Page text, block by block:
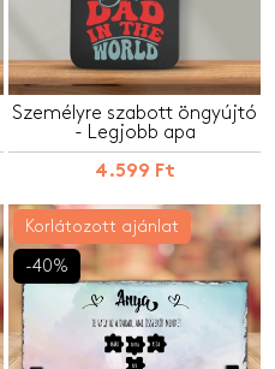
Személyre szabott öngyújtó
- Legjobb apa
4.599 Ft
Korlátozott ajánlat
-40%